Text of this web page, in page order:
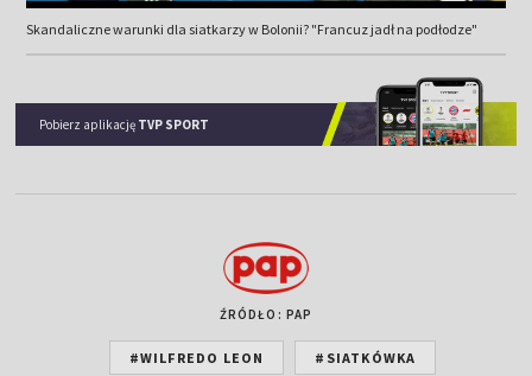
Skandaliczne warunki dla siatkarzy w Bolonii? "Francuz jadł na podłodze"
Pobierz aplikację TVP SPORT
ŹRÓDŁO: PAP
#WILFREDO LEON #SIATKÓWKA